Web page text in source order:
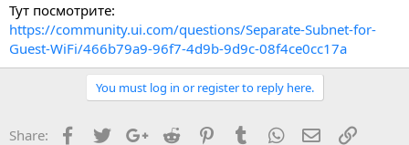
Тут посмотрите:
https://community.ui.com/questions/Separate-Subnet-for-
Guest-WiFi/466b79a9-96f7-4d9b-9d9c-08f4ce0cc17a
You must log in or register to reply here.
Share: Facebook
TwitterGoogle+
Reddit PinterestTumblrWhatsApp
E-mailСсылка